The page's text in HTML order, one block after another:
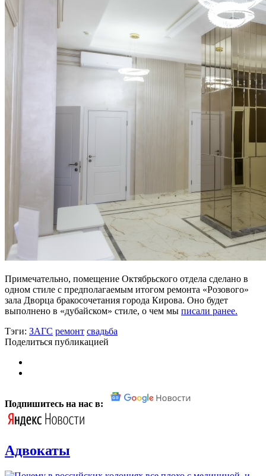
Примечательно, помещение Октябрьского отдела сделано в
одном стиле с предполагаемым итогом ремонта «Розового»
зала Дворца бракосочетания города Кирова. Оно будет
выполнено в «дубайском» стиле, о чем мы писали ранее.
Тэги: ЗАГС ремонт свадьба
Поделиться публикацией
Подпишитесь на нас в:
Адвокаты